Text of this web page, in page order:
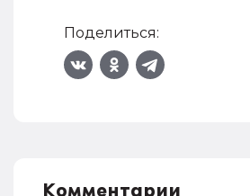
Поделиться:
Комментарии